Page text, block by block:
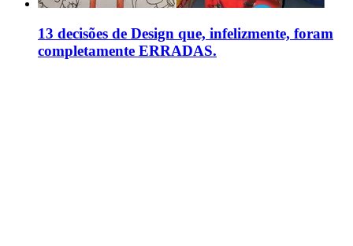
13 decisões de Design que, infelizmente, foram
completamente ERRADAS.